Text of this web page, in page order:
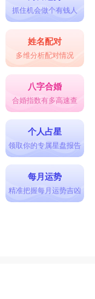
抓住机会做个有钱人
姓名配对
多维分析配对情况
八字合婚
合婚指数有多高速查
个人占星
领取你的专属星盘报告
每月运势
精准把握每月运势吉凶